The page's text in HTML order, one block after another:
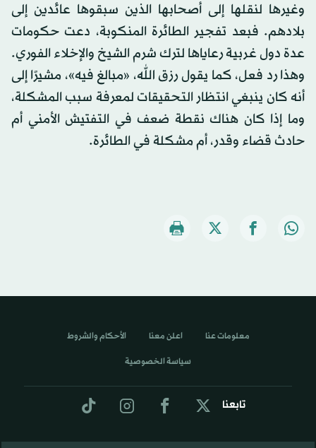
وغيرها لنقلها إلى أصحابها الذين سبقوها عائدين إلى
بلادهم. فبعد تفجير الطائرة المنكوبة، دعت حكومات
عدة دول غربية رعاياها لترك شرم الشيخ والإخلاء الفوري.
وهذا رد فعل، كما يقول رزق الله، «مبالغ فيه»، مشيرًا إلى
أنه كان ينبغي انتظار التحقيقات لمعرفة سبب المشكلة،
وما إذا كان هناك نقطة ضعف في التفتيش الأمني أم
حادث قضاء وقدر، أم مشكلة في الطائرة.
تابعنا
معلومات عنا اعلن معنا الأحكام والشروط
سياسة الخصوصية